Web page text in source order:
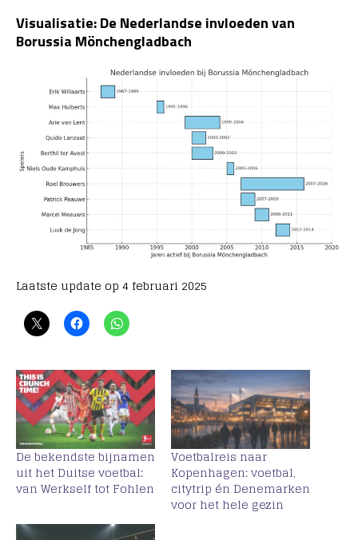
Visualisatie: De Nederlandse invloeden van
Borussia Mönchengladbach
Laatste update op 4 februari 2025
De bekendste bijnamen
uit het Duitse voetbal:
van Werkself tot Fohlen
Voetbalreis naar
Kopenhagen: voetbal,
citytrip én Denemarken
voor het hele gezin